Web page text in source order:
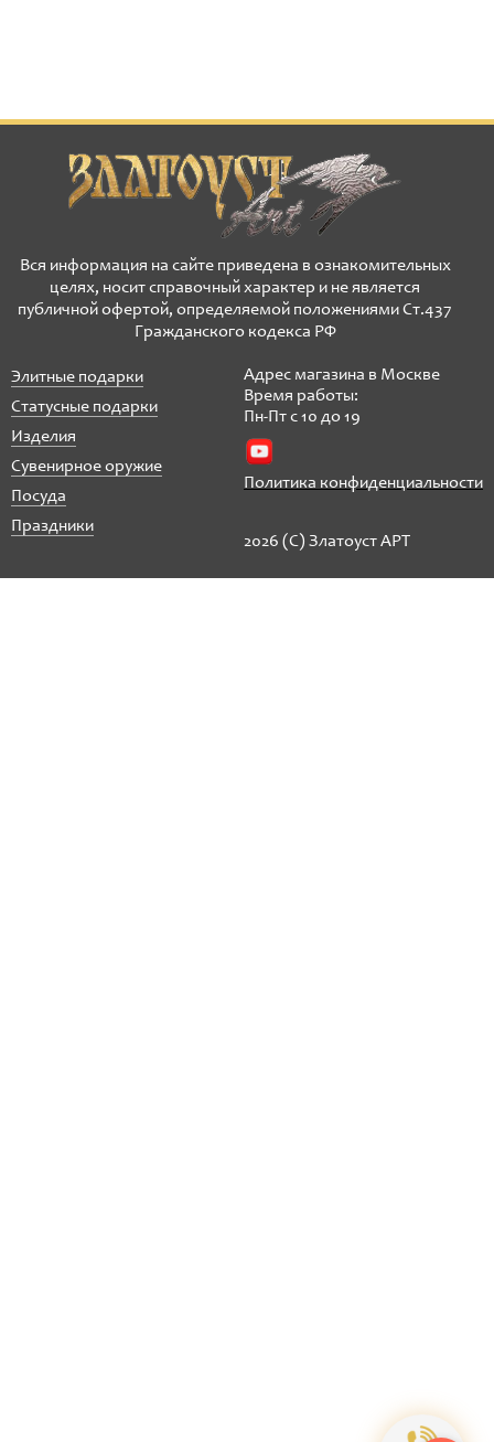
Вся информация на сайте приведена в ознакомительных
целях, носит справочный характер и не является
публичной офертой, определяемой положениями Ст.437
Гражданского кодекса РФ
Элитные подарки
Статусные подарки
Изделия
Сувенирное оружие
Посуда
Праздники
Адрес магазина в Москве
Время работы:
Пн-Пт с 10 до 19
Политика конфиденциальности
2026 (C) Златоуст АРТ